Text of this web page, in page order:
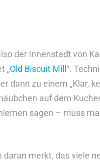
der Innenstadt von
„Old Biscuit Mill “.
dann zu einem „Klar,
auf dem
sagen – muss
merkt, das viele